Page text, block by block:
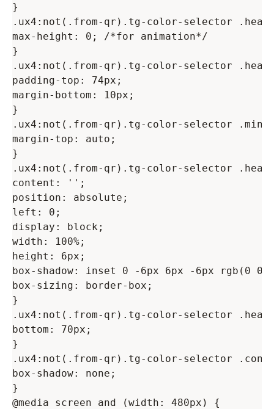
}
.ux4:not(.from-qr).tg-color-selector
max-height: 0; /*for animation*/
}
.ux4:not(.from-qr).tg-color-selector
padding-top: 74px;
margin-bottom: 10px;
}
.ux4:not(.from-qr).tg-color-selector
margin-top: auto;
}
.ux4:not(.from-qr).tg-color-selector
content: '';
position: absolute;
left: 0;
display: block;
width: 100%;
height: 6px;
box-shadow: inset 0 -6px 6px -6px rgb(0 0
box-sizing: border-box;
}
.ux4:not(.from-qr).tg-color-selector
bottom: 70px;
}
.ux4:not(.from-qr).tg-color-selector
box-shadow: none;
}
@media screen and (width: 480px) {